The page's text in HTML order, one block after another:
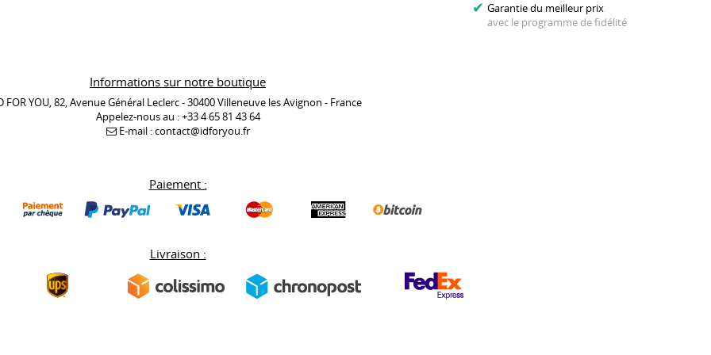
Garantie du meilleur prix
avec le programme de fidélité
Informations sur notre boutique
FOR YOU, 82, Avenue Général Leclerc - 30400 Villeneuve les Avignon - France
Appelez-nous au :+33 4 65 81 43 64
E-mail :contact@idforyou.fr
Paiement :
Livraison :